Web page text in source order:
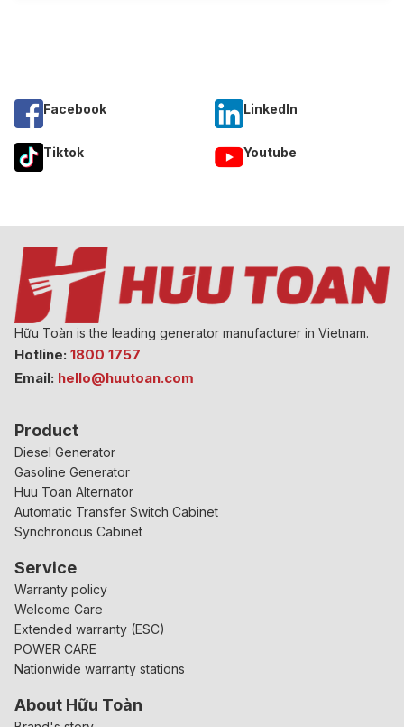
Facebook Linkedln
Tiktok Youtube
Hữu Toàn is the leading generator manufacturer in Vietnam.
Hotline: 1800 1757
Email: hello@huutoan.com
Product
Diesel Generator
Gasoline Generator
Huu Toan Alternator
Automatic Transfer Switch Cabinet
Synchronous Cabinet
Service
Warranty policy
Welcome Care
Extended warranty (ESC)
POWER CARE
Nationwide warranty stations
About Hữu Toàn